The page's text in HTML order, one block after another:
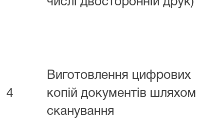
4
Виготовлення цифрових
копій документів шляхом
сканування